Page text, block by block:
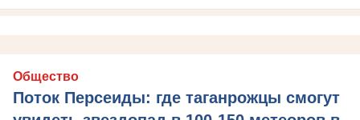
Общество
Поток Персеиды: где таганрожцы смогут